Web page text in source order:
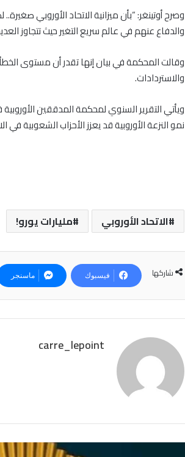
وصرح أوتينغر: “بأن ميزانية الاتحاد الأوروبي
والدفاع عنهم في عالم سريع التغير حيث تتجاوز
والاستردادات.
ويأتي التقرير السنوي لمحكمة المدققين
نمو النزعة الأوروبية قد يعزز الأحزاب الشعوبية في
الاتحاد الأوروبي مليارات يورو!
شاركها فيسبوك ماسنجر
carre_lepoint